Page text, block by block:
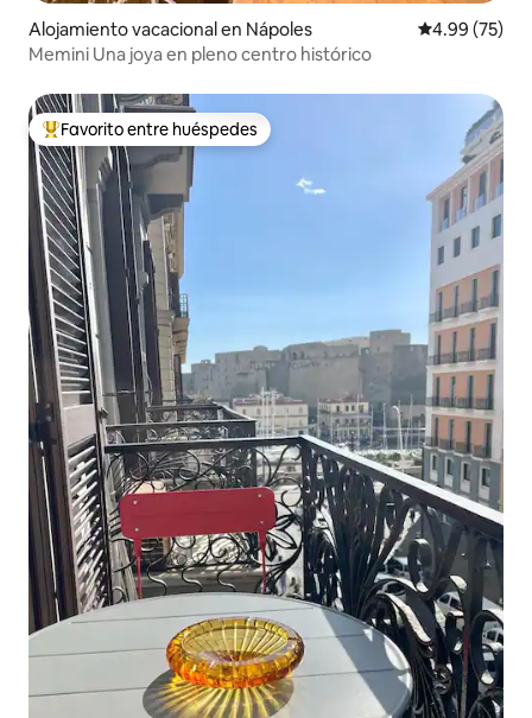
Alojamiento vacacional en Nápoles Calificación
4.99 (75)
Memini Una joya en pleno centro histórico
De los mejores en Favorito entre huéspedes
Favorito entre huéspedes